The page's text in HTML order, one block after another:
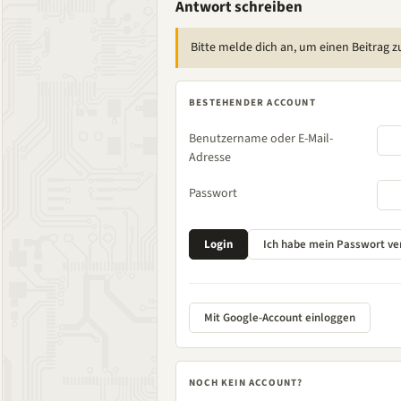
Antwort schreiben
Bitte melde dich an, um einen Beitrag
BESTEHENDER ACCOUNT
Benutzername oder E-Mail-
Adresse
Passwort
Mit Google-Account einloggen
NOCH KEIN ACCOUNT?